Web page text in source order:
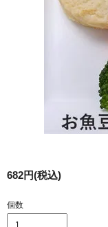
682円(税込)
個数